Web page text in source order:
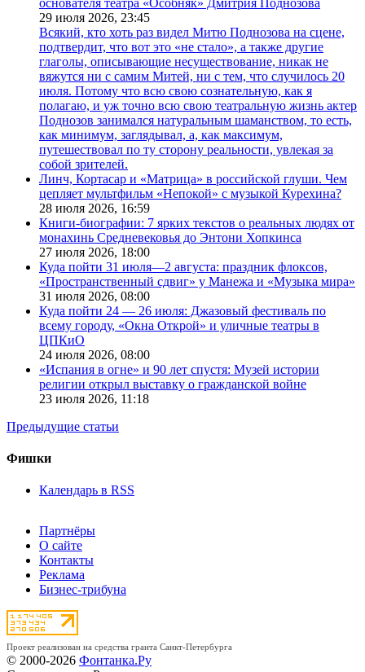
29 июля 2026, 23:45
Всякий, кто хоть раз видел Митю Поднозова на сцене,
подтвердит, что вот это «не стало», а также другие
глаголы, описывающие несуществование, никак не
вяжутся ни с самим Митей, ни с тем, что случилось 20
июля. Потому что всю свою сознательную, как я
полагаю, и уж точно всю свою театральную жизнь актер
Поднозов занимался натуральным шаманством, то есть,
как минимум, заглядывал, а, как максимум,
путешествовал по ту сторону реальности, увлекая за
собой зрителей.
Линч, Кортасар и «Матрица» в российской глуши. Чем
цепляет мультфильм «Непокой» с музыкой Курехина?
28 июля 2026, 16:59
Книги-биографии: 7 ярких текстов о реальных людях от
монахинь Средневековья до Энтони Хопкинса
27 июля 2026, 18:00
Куда пойти 31 июля—2 августа: праздник флоксов,
«Пространственный сдвиг» у Манежа и «Музыка мира»
31 июля 2026, 08:00
Куда пойти 24 — 26 июля: Джазовый фестиваль по
всему городу, «Окна Открой» и уличные театры в
ЦПКиО
24 июля 2026, 08:00
«Испания в огне» и 90 лет спустя: Музей истории
религии открыл выставку о гражданской войне
23 июля 2026, 11:18
Предыдущие статьи
Фишки
Календарь в RSS
Партнёры
О сайте
Контакты
Реклама
Бизнес-трибуна
Проект реализован на средства гранта Санкт-Петербурга
© 2000-2026 Фонтанка.Ру